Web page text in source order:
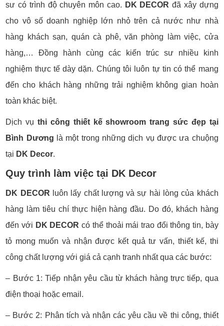
sư có trình độ chuyên môn cao. DK DECOR đã xây dựng
cho vô số doanh nghiệp lớn nhỏ trên cả nước như nhà
hàng khách sạn, quán cà phê, văn phòng làm việc, cửa
hàng,… Đồng hành cùng các kiến ​​trúc sư nhiều kinh
nghiệm thực tế dày dặn. Chúng tôi luôn tự tin có thể mang
đến cho khách hàng những trải nghiệm không gian hoàn
toàn khác biệt.
Dịch vụ thi công thiết kế showroom trang sức đẹp tại
Bình Dương là một trong những dịch vụ được ưa chuộng
tại DK Decor.
Quy trình làm việc tại DK Decor
DK DECOR luôn lấy chất lượng và sự hài lòng của khách
hàng làm tiêu chí thực hiện hàng đầu. Do đó, khách hàng
đến với DK DECOR có thể thoải mái trao đổi thông tin, bày
tỏ mong muốn và nhận được kết quả tư vấn, thiết kế, thi
công chất lượng với giá cả cạnh tranh nhất qua các bước:
– Bước 1: Tiếp nhận yêu cầu từ khách hàng trực tiếp, qua
điện thoại hoặc email.
– Bước 2: Phân tích và nhận các yêu cầu về thi công, thiết